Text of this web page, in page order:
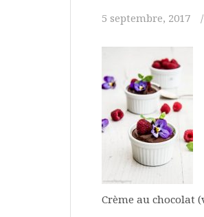
5 septembre, 2017
Crème au chocolat